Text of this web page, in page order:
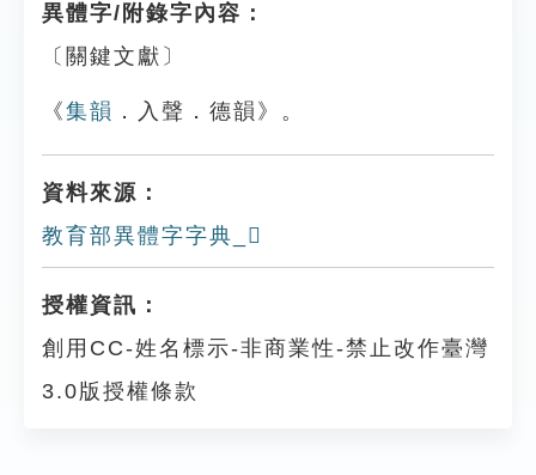
異體字/附錄字內容：
〔關鍵文獻〕
《集韻 ．入聲．德韻》。
資料來源：
教育部異體字字典_𠞋
授權資訊：
創用CC-姓名標示-非商業性-禁止改作臺灣
3.0版授權條款